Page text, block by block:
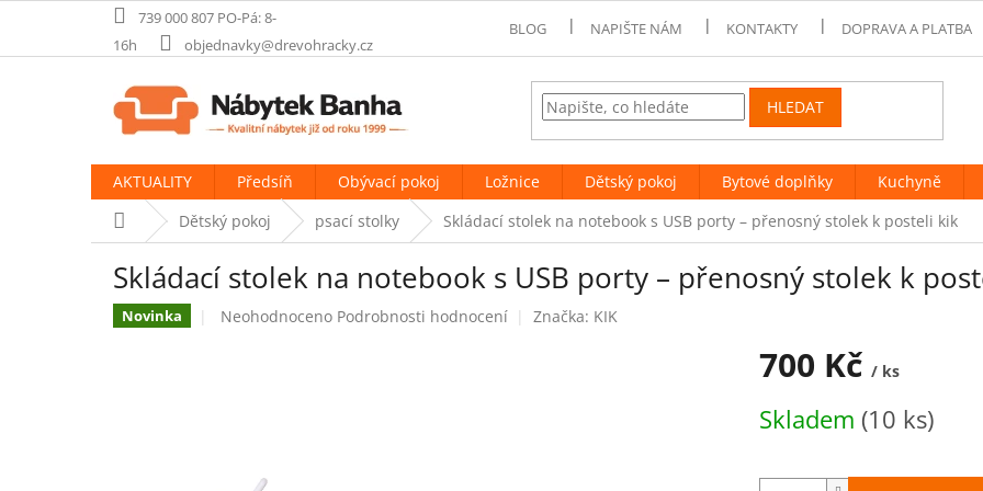
obsah
739 000 807 PO-Pá: 8-
16h
objednavky@drevohracky.cz
BLOG NAPIŠTE NÁM KONTAKTY DOPRAVA A PLATBA
HLEDAT
AKTUALITY Předsíň Obývací pokoj Ložnice Dětský pokoj Bytové doplňky Kuchyně
Domů Dětský pokoj psací stolky Skládací stolek na notebook s USB porty – přenosný stolek k posteli kik
Skládací stolek na notebook s USB porty – přenosný stolek k
Novinka
Průměrné
Neohodnoceno Podrobnosti hodnocení Značka: KIK
700 Kč / ks
cena:
Skladem (10 ks)